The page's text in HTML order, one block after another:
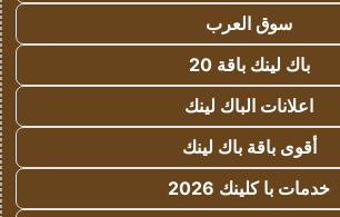
سوق العرب
باك لينك باقة 20
اعلانات الباك لينك
أقوى باقة باك لينك
خدمات با كلينك 2026